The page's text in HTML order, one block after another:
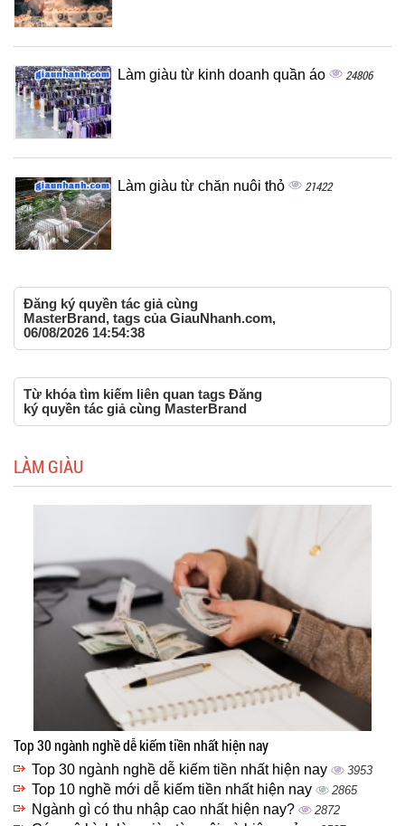
Làm giàu từ kinh doanh quần áo 24806
Làm giàu từ chăn nuôi thỏ 21422
Đăng ký quyền tác giả cùng
MasterBrand, tags của GiauNhanh.com,
06/08/2026 14:54:38
Từ khóa tìm kiếm liên quan tags Đăng
ký quyền tác giả cùng MasterBrand
LÀM GIÀU
Top 30 ngành nghề dễ kiếm tiền nhất hiện nay
Top 30 ngành nghề dễ kiếm tiền nhất hiện nay 3953
Top 10 nghề mới dễ kiếm tiền nhất hiện nay 2865
Ngành gì có thu nhập cao nhất hiện nay? 2872